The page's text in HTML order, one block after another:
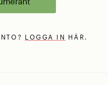
LOGGA IN HÄR.